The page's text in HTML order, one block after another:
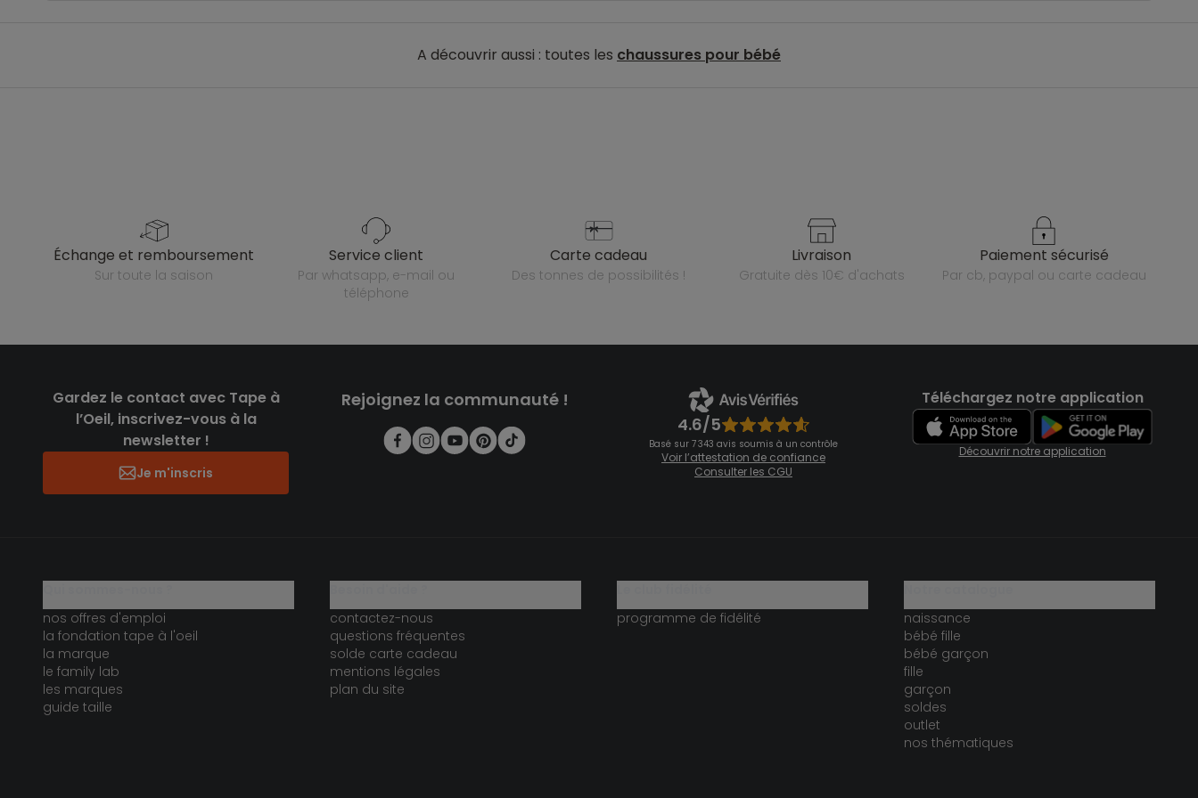
A découvrir aussi : toutes les chaussures pour bébé
échange et remboursement
sur toute la saison
service client
par whatsapp, e-mail ou
téléphone
carte cadeau
des tonnes de possibilités !
livraison
gratuite dès 10€ d'achats
paiement sécurisé
par cb, paypal ou carte cadeau
Gardez le contact avec Tape à
l’Oeil, inscrivez-vous à la
newsletter !
Je m'inscris
Rejoignez la communauté !
4.6/5
Basé sur 7 343 avis soumis à un contrôle
Voir l’attestation de confiance
Consulter les CGU
Téléchargez notre application
Découvrir notre application
nos offres d'emploi
la fondation tape à l'oeil
la marque
le family lab
les marques
guide taille
contactez-nous
questions fréquentes
solde carte cadeau
mentions légales
plan du site
programme de fidélité
naissance
bébé fille
bébé garçon
fille
garçon
soldes
outlet
nos thématiques